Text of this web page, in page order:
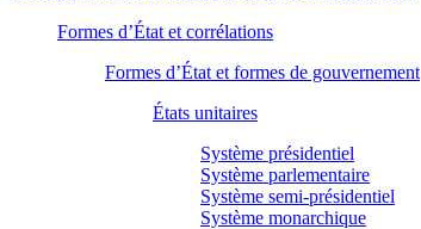
Formes d’État et corrélations
Formes d’État et formes de gouvernement
États unitaires
Système présidentiel
Système parlementaire
Système semi-présidentiel
Système monarchique